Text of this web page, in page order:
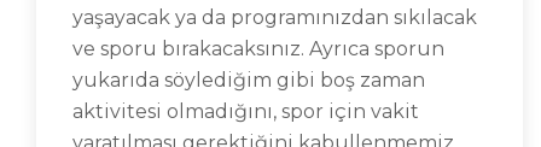
yaşayacak ya da programınızdan sıkılacak
ve sporu bırakacaksınız. Ayrıca sporun
yukarıda söylediğim gibi boş zaman
aktivitesi olmadığını, spor için vakit